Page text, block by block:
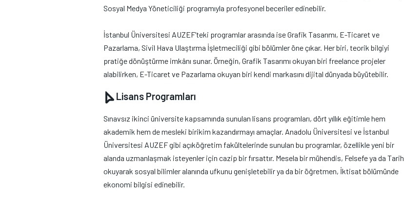
Sosyal Medya Yöneticiliği programıyla profesyonel beceriler edinebilir.
İstanbul Üniversitesi AUZEF’teki programlar arasında ise Grafik Tasarımı, E-Ticaret ve
Pazarlama, Sivil Hava Ulaştırma İşletmeciliği gibi bölümler öne çıkar. Her biri, teorik bilgiyi
pratiğe dönüştürme imkânı sunar. Örneğin, Grafik Tasarımı okuyan biri freelance projeler
alabilirken, E-Ticaret ve Pazarlama okuyan biri kendi markasını dijital dünyada büyütebilir.
Lisans Programları
Sınavsız ikinci üniversite kapsamında sunulan lisans programları, dört yıllık eğitimle hem
akademik hem de mesleki birikim kazandırmayı amaçlar. Anadolu Üniversitesi ve İstanbul
Üniversitesi AUZEF gibi açıköğretim fakültelerinde sunulan bu programlar, özellikle yeni bir
alanda uzmanlaşmak isteyenler için cazip bir fırsattır. Mesela bir mühendis, Felsefe ya da Tarih
okuyarak sosyal bilimler alanında ufkunu genişletebilir ya da bir öğretmen, İktisat bölümünde
ekonomi bilgisi edinebilir.